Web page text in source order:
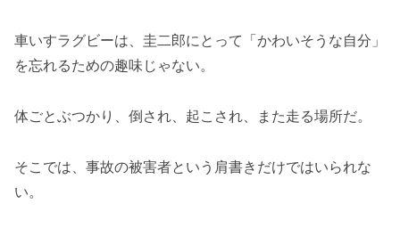
車いすラグビーは、圭二郎にとって「かわいそうな自分」
を忘れるための趣味じゃない。
体ごとぶつかり、倒され、起こされ、また走る場所だ。
そこでは、事故の被害者という肩書きだけではいられな
い。